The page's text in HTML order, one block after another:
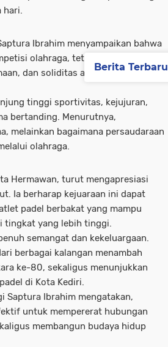
Ibrahim menyampaikan bahwa
olahraga, tetapi menjadi sarana
dan soliditas antara Polri dengan
tinggi sportivitas, kejujuran,
bertanding. Menurutnya,
melainkan bagaimana persaudaraan
olahraga.
Hermawan, turut mengapresiasi
Ia berharap kejuaraan ini dapat
padel berbakat yang mampu
tingkat yang lebih tinggi.
semangat dan kekeluargaan.
berbagai kalangan menambah
ke-80, sekaligus menunjukkan
di Kota Kediri.
Saptura Ibrahim mengatakan,
untuk mempererat hubungan
membangun budaya hidup
Berita Terbaru